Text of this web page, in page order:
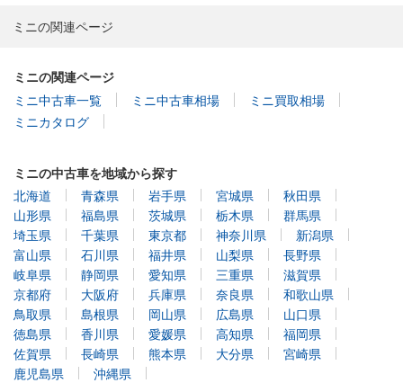
ミニの関連ページ
ミニの関連ページ
ミニ中古車一覧
ミニ中古車相場
ミニ買取相場
ミニカタログ
ミニの中古車を地域から探す
北海道
青森県 岩手県 宮城県
秋田県
山形県
福島県 茨城県 栃木県
群馬県
埼玉県
千葉県 東京都 神奈川県
新潟県
富山県
石川県 福井県 山梨県
長野県
岐阜県
静岡県 愛知県 三重県
滋賀県
京都府
大阪府 兵庫県 奈良県
和歌山県
鳥取県
島根県 岡山県 広島県
山口県
徳島県
香川県 愛媛県 高知県
福岡県
佐賀県
長崎県 熊本県 大分県
宮崎県
鹿児島県
沖縄県